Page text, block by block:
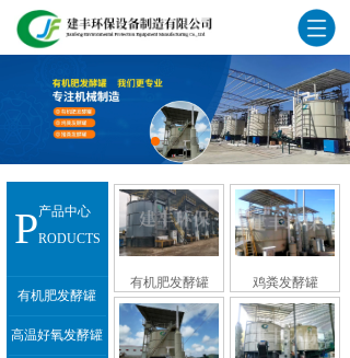
产品中心
PRODUCTS
有机肥发酵罐
高温好氧发酵罐
有机肥发酵罐 鸡粪发酵罐